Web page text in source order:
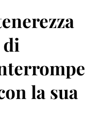
la sua